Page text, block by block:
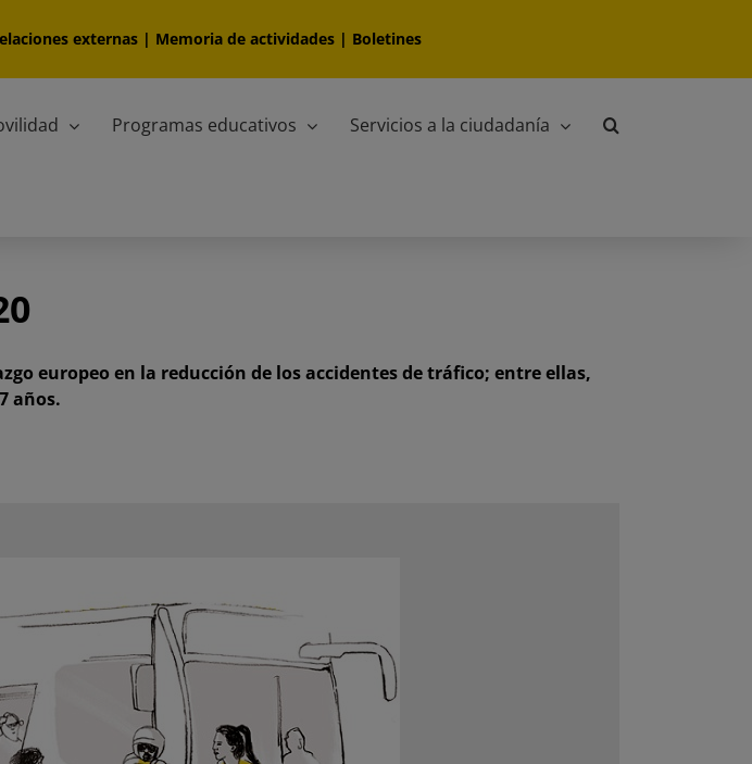
externas| Memoria de actividades| Boletines
Programas educativos Servicios a la ciudadanía
europeo en la reducción de los accidentes de tráfico; entre ellas,
años.